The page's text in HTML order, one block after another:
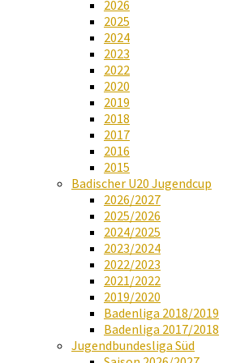
2026
2025
2024
2023
2022
2020
2019
2018
2017
2016
2015
Badischer U20 Jugendcup
2026/2027
2025/2026
2024/2025
2023/2024
2022/2023
2021/2022
2019/2020
Badenliga 2018/2019
Badenliga 2017/2018
Jugendbundesliga Süd